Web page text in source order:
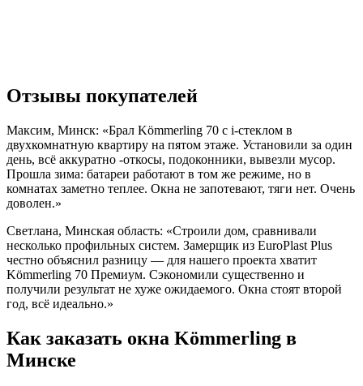
Отзывы покупателей
Максим, Минск: «Брал Kömmerling 70 с i-стеклом в
двухкомнатную квартиру на пятом этаже. Установили за один
день, всё аккуратно -откосы, подоконники, вывезли мусор.
Прошла зима: батареи работают в том же режиме, но в
комнатах заметно теплее. Окна не запотевают, тяги нет. Очень
доволен.»
Светлана, Минская область: «Строили дом, сравнивали
несколько профильных систем. Замерщик из EuroPlast Plus
честно объяснил разницу — для нашего проекта хватит
Kömmerling 70 Премиум. Сэкономили существенно и
получили результат не хуже ожидаемого. Окна стоят второй
год, всё идеально.»
Как заказать окна Kömmerling в
Минске